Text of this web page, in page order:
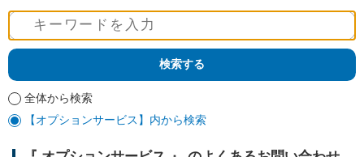
全体から検索
【オプションサービス】内から検索